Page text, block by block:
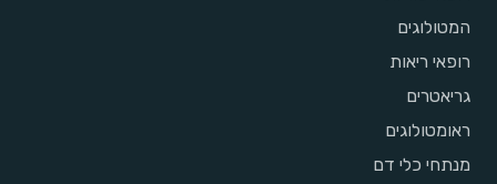
המטולוגים
רופאי ריאות
גריאטרים
ראומטולוגים
מנתחי כלי דם